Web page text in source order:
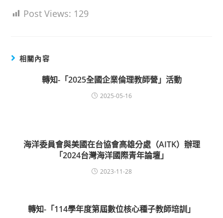
Post Views: 129
相關內容
轉知-「2025全國企業倫理教師營」活動
2025-05-16
海洋委員會與美國在台協會高雄分處（AITK）辦理
「2024台灣海洋國際青年論壇」
2023-11-28
轉知-「114學年度第屆數位核心種子教師培訓」